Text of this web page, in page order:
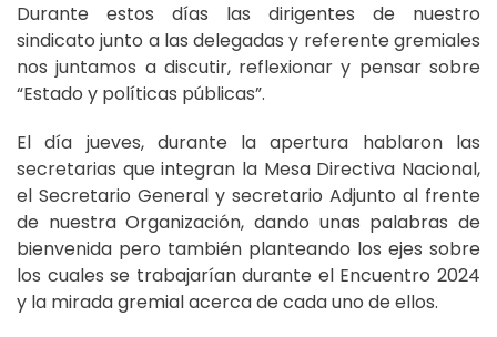
Durante estos días las dirigentes de nuestro
sindicato junto a las delegadas y referente gremiales
nos juntamos a discutir, reflexionar y pensar sobre
“Estado y políticas públicas”.
El día jueves, durante la apertura hablaron las
secretarias que integran la Mesa Directiva Nacional,
el Secretario General y secretario Adjunto al frente
de nuestra Organización, dando unas palabras de
bienvenida pero también planteando los ejes sobre
los cuales se trabajarían durante el Encuentro 2024
y la mirada gremial acerca de cada uno de ellos.